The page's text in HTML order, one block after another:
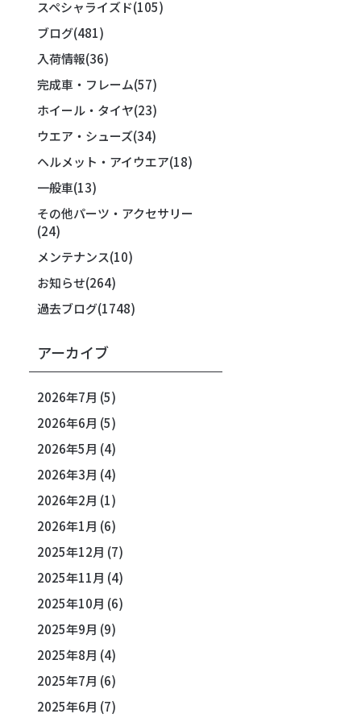
スペシャライズド(105)
ブログ(481)
入荷情報(36)
完成車・フレーム(57)
ホイール・タイヤ(23)
ウエア・シューズ(34)
ヘルメット・アイウエア(18)
一般車(13)
その他パーツ・アクセサリー
(24)
メンテナンス(10)
お知らせ(264)
過去ブログ(1748)
アーカイブ
2026年7月 (5)
2026年6月 (5)
2026年5月 (4)
2026年3月 (4)
2026年2月 (1)
2026年1月 (6)
2025年12月 (7)
2025年11月 (4)
2025年10月 (6)
2025年9月 (9)
2025年8月 (4)
2025年7月 (6)
2025年6月 (7)